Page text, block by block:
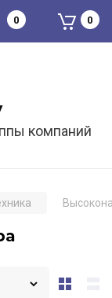
компаний
0 0